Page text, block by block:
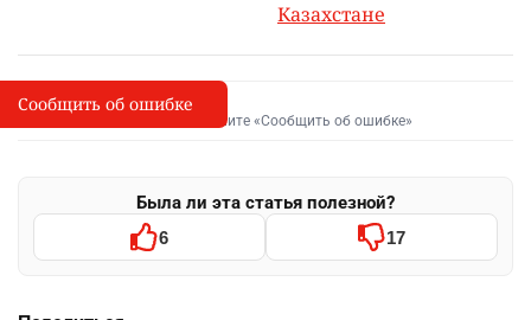
Казахстане
I
Сообщить об опечатке
Выделите фрагмент и нажмите «Сообщить об ошибке»
Была ли эта статья полезной?
6 17
Сообщить об ошибке